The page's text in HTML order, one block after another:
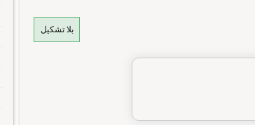
بلا تشكيل